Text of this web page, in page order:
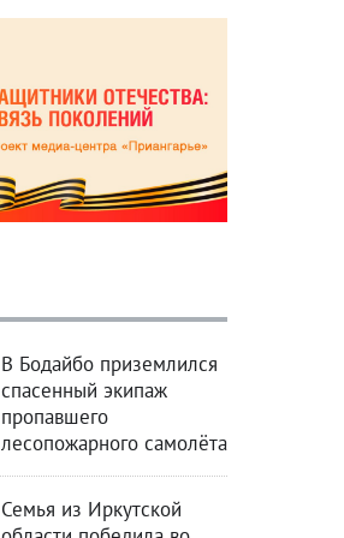
В Бодайбо приземлился
спасенный экипаж
пропавшего
лесопожарного самолёта
Семья из Иркутской